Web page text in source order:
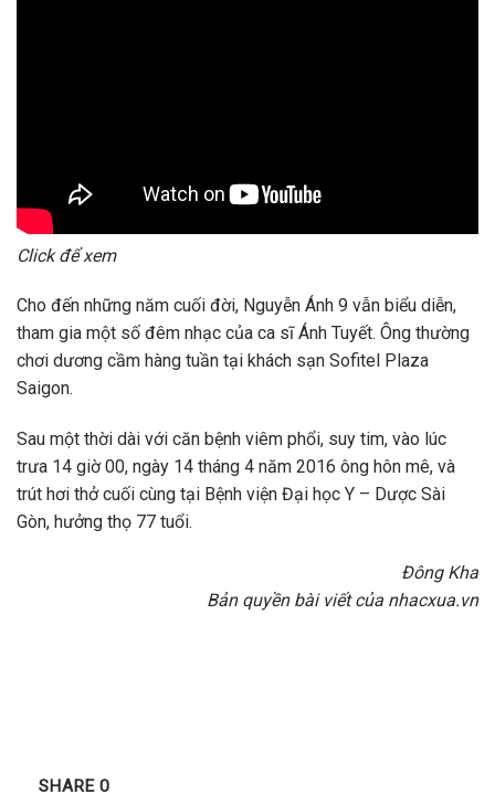
Click để xem
Cho đến những năm cuối đời, Nguyễn Ánh 9 vẫn biểu diễn,
tham gia một số đêm nhạc của ca sĩ Ánh Tuyết. Ông thường
chơi dương cầm hàng tuần tại khách sạn Sofitel Plaza
Saigon.
Sau một thời dài với căn bệnh viêm phổi, suy tim, vào lúc
trưa 14 giờ 00, ngày 14 tháng 4 năm 2016 ông hôn mê, và
trút hơi thở cuối cùng tại Bệnh viện Đại học Y – Dược Sài
Gòn, hưởng thọ 77 tuổi.
Đông Kha
Bản quyền bài viết của nhacxua.vn
SHARE0